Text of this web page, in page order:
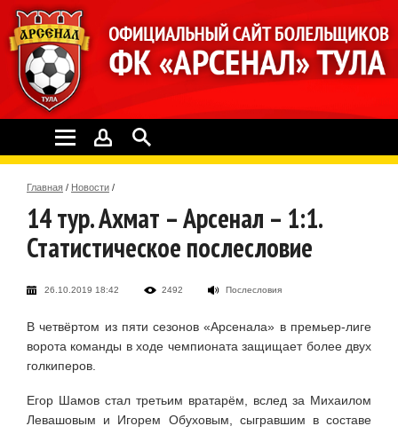
Главная / Новости /
14 тур. Ахмат – Арсенал – 1:1.
Статистическое послесловие
26.10.2019 18:42 2492 Послесловия
В четвёртом из пяти сезонов «Арсенала» в премьер-лиге
ворота команды в ходе чемпионата защищает более двух
голкиперов.
Егор Шамов стал третьим вратарём, вслед за Михаилом
Левашовым и Игорем Обуховым, сыгравшим в составе